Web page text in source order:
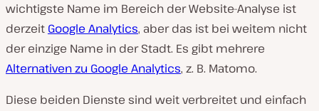
wichtigste Name im Bereich der Website-Analyse ist
derzeit Google Analytics, aber das ist bei weitem nicht
der einzige Name in der Stadt. Es gibt mehrere
Alternativen zu Google Analytics, z. B. Matomo.
Diese beiden Dienste sind weit verbreitet und einfach